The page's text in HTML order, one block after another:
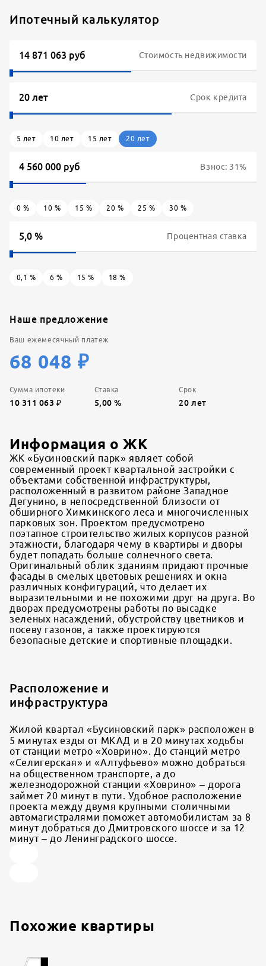
Ипотечный калькулятор
Стоимость недвижимости
Взнос: 31%
0 % 10 % 15 % 20 % 25 % 30 %
Срок кредита
5 лет 10 лет 15 лет 20 лет
Процентная ставка
0,1 % 6 % 15 % 18 %
Наше предложение
Ваш ежемесячный платеж
68 048 ₽
Сумма ипотеки
10 311 063 ₽
Ставка
5,00 %
Срок
20 лет
Информация о ЖК
ЖК «Бусиновский парк» являет собой
современный проект квартальной застройки с
объектами собственной инфраструктуры,
расположенный в развитом районе Западное
Дегунино, в непосредственной близости от
обширного Химкинского леса и многочисленных
парковых зон. Проектом предусмотрено
поэтапное строительство жилых корпусов разной
этажности, благодаря чему в квартиры и дворы
будет попадать больше солнечного света.
Оригинальный облик зданиям придают прочные
фасады в смелых цветовых решениях и окна
различных конфигураций, что делает их
выразительными и не похожими друг на друга. Во
дворах предусмотрены работы по высадке
зеленых насаждений, обустройству цветников и
посеву газонов, а также проектируются
безопасные детские и спортивные площадки.
Расположение и
инфраструктура
Жилой квартал «Бусиновский парк» расположен в
5 минутах езды от МКАД и в 20 минутах ходьбы
от станции метро «Ховрино». До станций метро
«Селигерская» и «Алтуфьево» можно добраться
на общественном транспорте, а до
железнодорожной станции «Ховрино» – дорога
займет 20 минут в пути. Удобное расположение
проекта между двумя крупными столичными
автомагистралями поможет автомобилистам за 8
минут добраться до Дмитровского шоссе и за 12
минут – до Ленинградского шоссе.
Похожие квартиры